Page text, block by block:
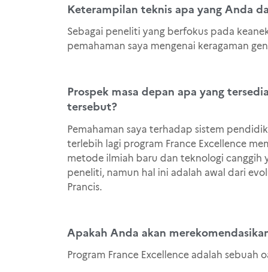
Keterampilan teknis apa yang Anda
Sebagai peneliti yang berfokus pada
pemahaman saya mengenai keragaman
Prospek masa depan apa yang
tersebut?
Pemahaman saya terhadap sistem
terlebih lagi program France Excellence
metode ilmiah baru dan teknologi canggih
peneliti, namun hal ini adalah awal dari
Prancis.
Apakah Anda akan
Program France Excellence adalah